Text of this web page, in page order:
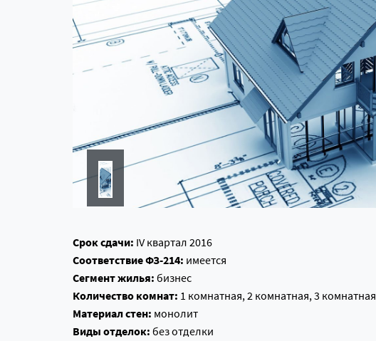
Срок сдачи: IV квартал 2016
Соответствие ФЗ-214: имеется
Сегмент жилья: бизнес
Количество комнат: 1 комнатная, 2 комнатная, 3 комнатная
Материал стен: монолит
Виды отделок: без отделки